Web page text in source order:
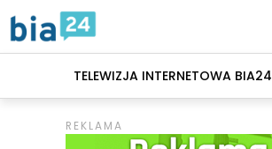
TELEWIZJA INTERNETOWA BIA24